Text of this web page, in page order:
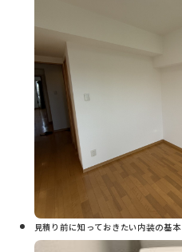
見積り前に知っておきたい内装の基本